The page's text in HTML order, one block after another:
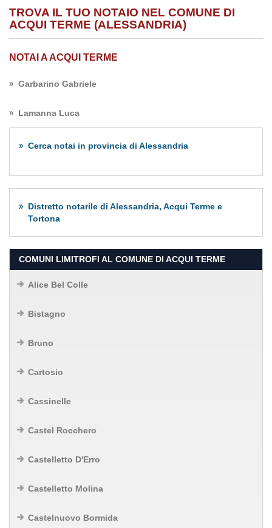
TROVA IL TUO NOTAIO NEL COMUNE DI
ACQUI TERME (ALESSANDRIA)
NOTAI A ACQUI TERME
Garbarino Gabriele
Lamanna Luca
Cerca notai in provincia di Alessandria
Distretto notarile di Alessandria, Acqui Terme e
Tortona
COMUNI LIMITROFI AL COMUNE DI ACQUI TERME
Alice Bel Colle
Bistagno
Bruno
Cartosio
Cassinelle
Castel Rocchero
Castelletto D'Erro
Castelletto Molina
Castelnuovo Bormida